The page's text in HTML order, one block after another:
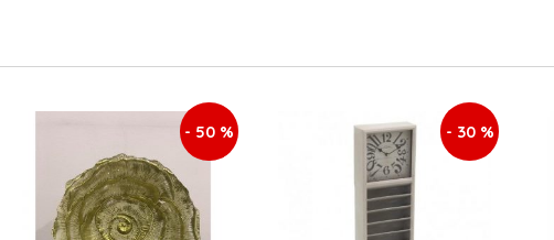
- 50 % - 30 %